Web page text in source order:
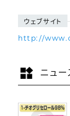
ウェブサイト
http://
ニュー